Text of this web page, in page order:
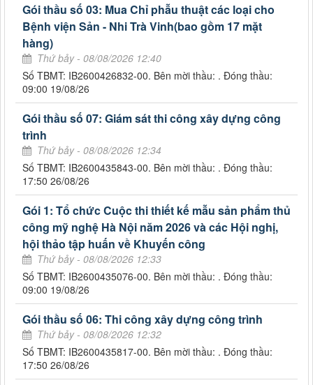
Gói thầu số 03: Mua Chỉ phẫu thuật các loại cho
Bệnh viện Sản - Nhi Trà Vinh(bao gồm 17 mặt
hàng)
Thứ bảy - 08/08/2026 12:40
Số TBMT: IB2600426832-00. Bên mời thầu: . Đóng thầu:
09:00 19/08/26
Gói thầu số 07: Giám sát thi công xây dựng công
trình
Thứ bảy - 08/08/2026 12:34
Số TBMT: IB2600435843-00. Bên mời thầu: . Đóng thầu:
17:50 26/08/26
Gói 1: Tổ chức Cuộc thi thiết kế mẫu sản phẩm thủ
công mỹ nghệ Hà Nội năm 2026 và các Hội nghị,
hội thảo tập huấn về Khuyến công
Thứ bảy - 08/08/2026 12:33
Số TBMT: IB2600435076-00. Bên mời thầu: . Đóng thầu:
09:00 19/08/26
Gói thầu số 06: Thi công xây dựng công trình
Thứ bảy - 08/08/2026 12:32
Số TBMT: IB2600435817-00. Bên mời thầu: . Đóng thầu:
17:50 26/08/26